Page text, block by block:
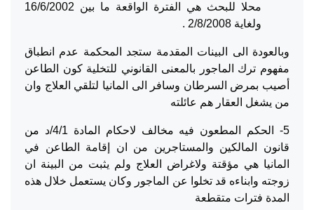
محلا للبحث هي الفترة الواقعة ما بين 16/6/2002
ولغاية 2/8/2008 .
وبالعودة الى البينات المقدمة ستجد المحكمة عدم انطباق
مفهوم ترك الماجور بالمعنى القانوني للتخلية كون الطاعن
أصيب بمرض السرطان وسافر الى المانيا لتلقي العلاج وان
من يشغل العقار هم عائلته
5- الحكم المطعون فيه مخالف لاحكام المادة 4/1/د من
قانون المالكين والمستاجرين من ان إقامة الطاعن في
المانيا هي مؤقتة ولاغراض العلاج ولم يثبت من البينة ان
زوجته وابناءه قد تخلوا عن الماجور وكان يستعمل خلال هذه
المدة فترات متقطعة